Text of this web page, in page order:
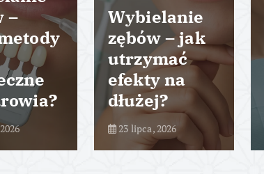
–
Wybielanie
zębów – jak
utrzymać
efekty na
dłużej?
23 lipca, 2026